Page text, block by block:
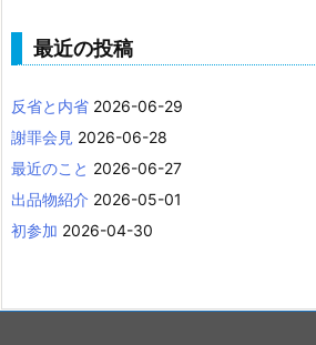
最近の投稿
反省と内省 2026-06-29
謝罪会見 2026-06-28
最近のこと 2026-06-27
出品物紹介 2026-05-01
初参加 2026-04-30